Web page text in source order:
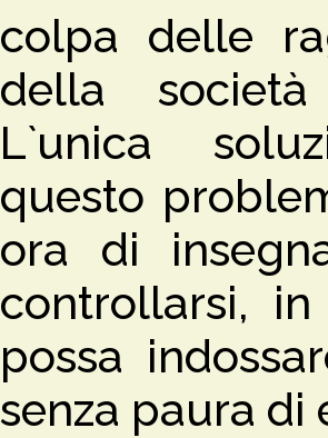
colpa delle
della
L`unica
questo
ora di
controllarsi,
possa
senza paura di